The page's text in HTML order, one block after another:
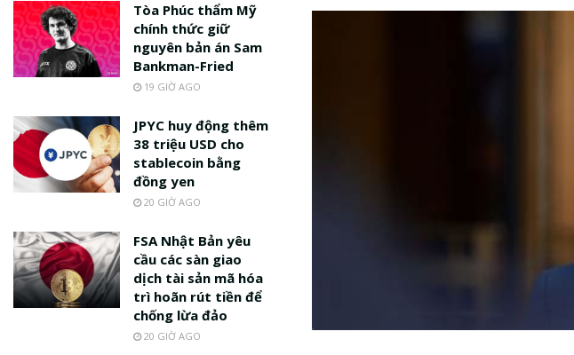
Tòa Phúc thẩm Mỹ
chính thức giữ
nguyên bản án Sam
Bankman-Fried
19 GIỜ AGO
JPYC huy động thêm
38 triệu USD cho
stablecoin bằng
đồng yen
20 GIỜ AGO
FSA Nhật Bản yêu
cầu các sàn giao
dịch tài sản mã hóa
trì hoãn rút tiền để
chống lừa đảo
20 GIỜ AGO